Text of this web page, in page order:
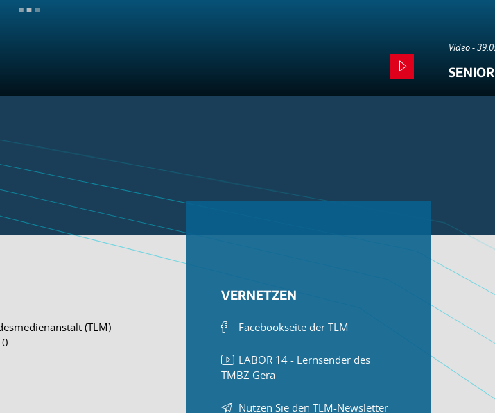
Video -
(TLM)
VERNETZEN
Facebookseite der TLM
LABOR 14 - Lernsender des
TMBZ Gera
Nutzen Sie den TLM-Newsletter